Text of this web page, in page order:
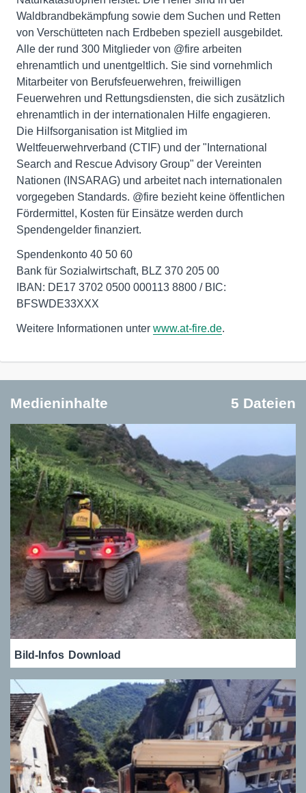
Waldbrandbekämpfung sowie dem Suchen und Retten
von Verschütteten nach Erdbeben speziell ausgebildet.
Alle der rund 300 Mitglieder von @fire arbeiten
ehrenamtlich und unentgeltlich. Sie sind vornehmlich
Mitarbeiter von Berufsfeuerwehren, freiwilligen
Feuerwehren und Rettungsdiensten, die sich zusätzlich
ehrenamtlich in der internationalen Hilfe engagieren.
Die Hilfsorganisation ist Mitglied im
Weltfeuerwehrverband (CTIF) und der "International
Search and Rescue Advisory Group" der Vereinten
Nationen (INSARAG) und arbeitet nach internationalen
vorgegeben Standards. @fire bezieht keine öffentlichen
Fördermittel, Kosten für Einsätze werden durch
Spendengelder finanziert.
Spendenkonto 40 50 60
Bank für Sozialwirtschaft, BLZ 370 205 00
IBAN: DE17 3702 0500 000113 8800 / BIC:
BFSWDE33XXX
Weitere Informationen unter www.at-fire.de.
Medieninhalte 5 Dateien
Bild-Infos Download